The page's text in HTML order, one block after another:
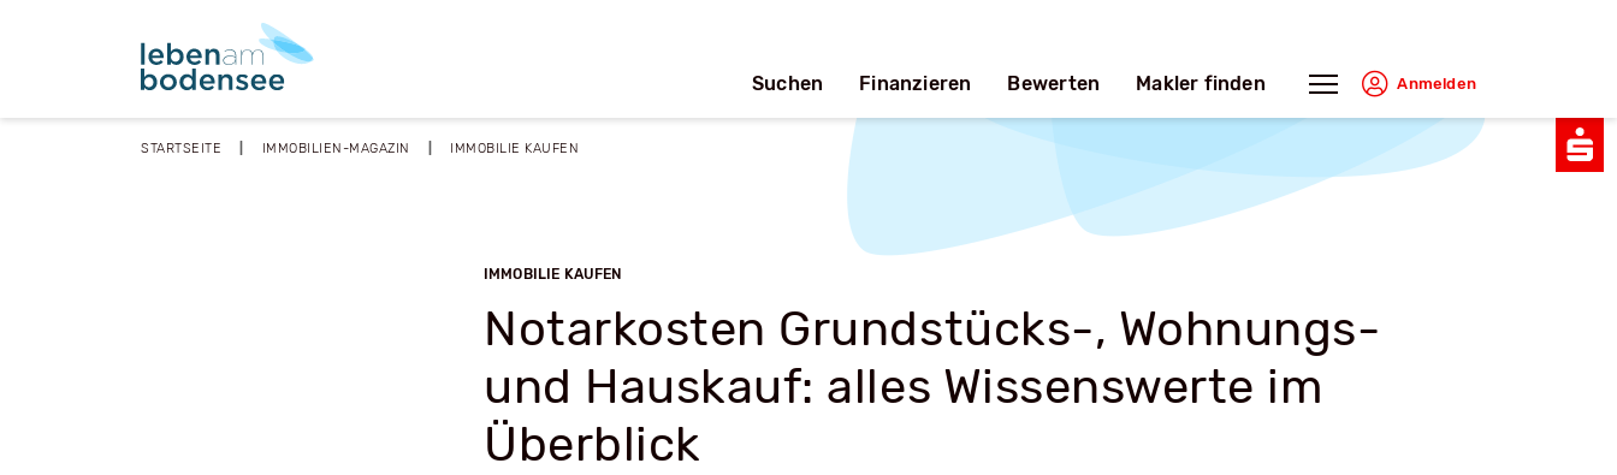
Suchen Finanzieren Bewerten Makler finden Anmelden
STARTSEITE IMMOBILIEN-MAGAZIN IMMOBILIE KAUFEN
IMMOBILIE KAUFEN
Notarkosten Grundstücks-, Wohnungs-
und Hauskauf: alles Wissenswerte im
Überblick